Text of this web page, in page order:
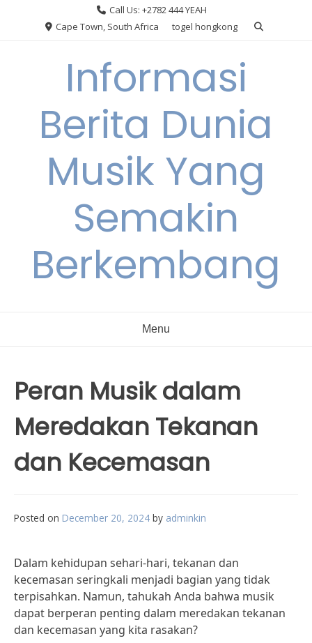
Call Us: +2782 444 YEAH
Cape Town, South Africa
togel hongkong
Informasi
Berita Dunia
Musik Yang
Semakin
Berkembang
Menu
Peran Musik dalam
Meredakan Tekanan
dan Kecemasan
Posted on December 20, 2024 by adminkin
Dalam kehidupan sehari-hari, tekanan dan
kecemasan seringkali menjadi bagian yang tidak
terpisahkan. Namun, tahukah Anda bahwa musik
dapat berperan penting dalam meredakan tekanan
dan kecemasan yang kita rasakan?